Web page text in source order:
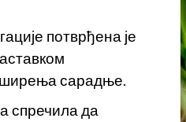
потврђена је
сарадње.
спречила да